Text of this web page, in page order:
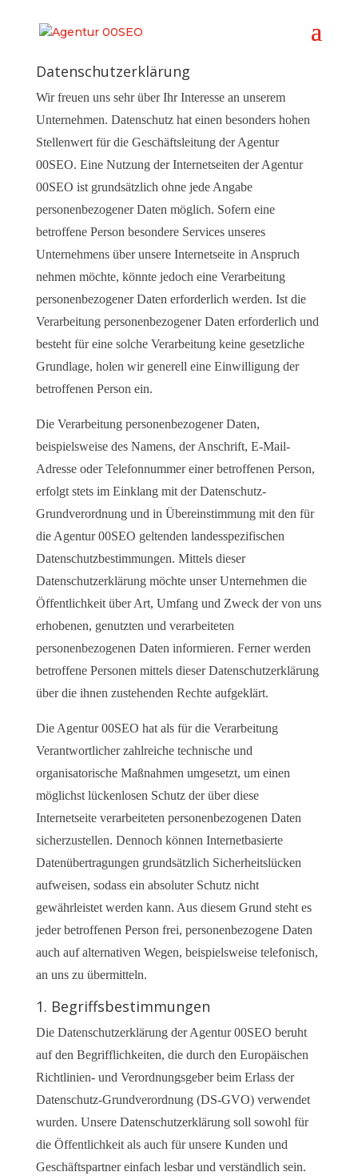
Datenschutzerklärung
Wir freuen uns sehr über Ihr Interesse an unserem
Unternehmen. Datenschutz hat einen besonders hohen
Stellenwert für die Geschäftsleitung der Agentur
00SEO. Eine Nutzung der Internetseiten der Agentur
00SEO ist grundsätzlich ohne jede Angabe
personenbezogener Daten möglich. Sofern eine
betroffene Person besondere Services unseres
Unternehmens über unsere Internetseite in Anspruch
nehmen möchte, könnte jedoch eine Verarbeitung
personenbezogener Daten erforderlich werden. Ist die
Verarbeitung personenbezogener Daten erforderlich und
besteht für eine solche Verarbeitung keine gesetzliche
Grundlage, holen wir generell eine Einwilligung der
betroffenen Person ein.
Die Verarbeitung personenbezogener Daten,
beispielsweise des Namens, der Anschrift, E-Mail-
Adresse oder Telefonnummer einer betroffenen Person,
erfolgt stets im Einklang mit der Datenschutz-
Grundverordnung und in Übereinstimmung mit den für
die Agentur 00SEO geltenden landesspezifischen
Datenschutzbestimmungen. Mittels dieser
Datenschutzerklärung möchte unser Unternehmen die
Öffentlichkeit über Art, Umfang und Zweck der von uns
erhobenen, genutzten und verarbeiteten
personenbezogenen Daten informieren. Ferner werden
betroffene Personen mittels dieser Datenschutzerklärung
über die ihnen zustehenden Rechte aufgeklärt.
Die Agentur 00SEO hat als für die Verarbeitung
Verantwortlicher zahlreiche technische und
organisatorische Maßnahmen umgesetzt, um einen
möglichst lückenlosen Schutz der über diese
Internetseite verarbeiteten personenbezogenen Daten
sicherzustellen. Dennoch können Internetbasierte
Datenübertragungen grundsätzlich Sicherheitslücken
aufweisen, sodass ein absoluter Schutz nicht
gewährleistet werden kann. Aus diesem Grund steht es
jeder betroffenen Person frei, personenbezogene Daten
auch auf alternativen Wegen, beispielsweise telefonisch,
an uns zu übermitteln.
1. Begriffsbestimmungen
Die Datenschutzerklärung der Agentur 00SEO beruht
auf den Begrifflichkeiten, die durch den Europäischen
Richtlinien- und Verordnungsgeber beim Erlass der
Datenschutz-Grundverordnung (DS-GVO) verwendet
wurden. Unsere Datenschutzerklärung soll sowohl für
die Öffentlichkeit als auch für unsere Kunden und
Geschäftspartner einfach lesbar und verständlich sein.